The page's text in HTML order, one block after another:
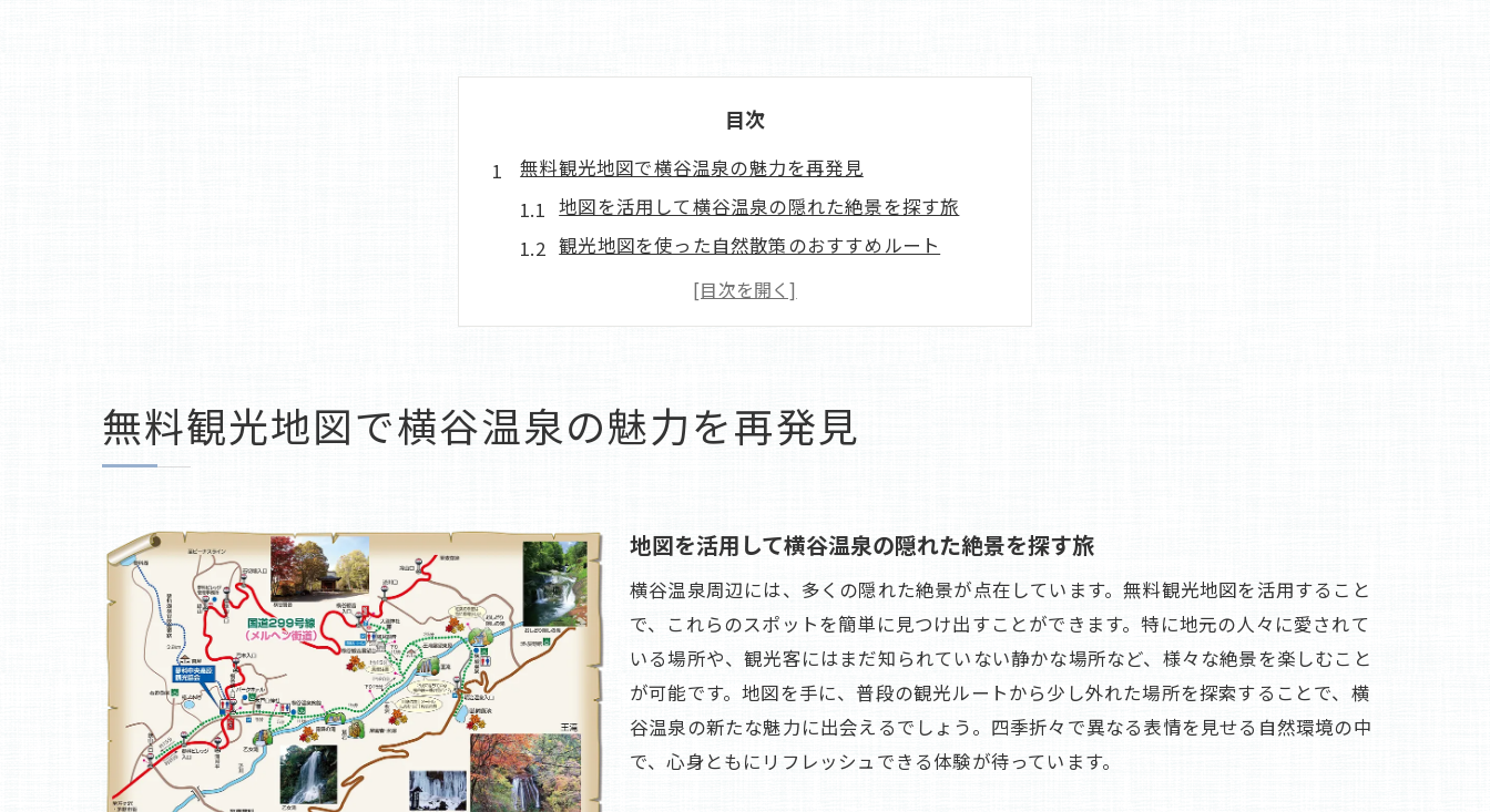
目次
無料観光地図で横谷温泉の魅力を再発見
地図を活用して横谷温泉の隠れた絶景を探す旅
観光地図を使った自然散策のおすすめルート
歴史と文化を巡る横谷温泉地図探訪
無料観光地図で楽しむ横谷温泉のアクティビティ
四季折々の横谷温泉を観光地図で満喫する旅
秋の紅葉を楽しむ横谷温泉地図の活用法
冬の雪景色を楽しむ横谷温泉観光地図ルート
季節ごとの景色を楽しむ横谷温泉の魅力
観光地図で巡る横谷温泉の自然体験
観光地図を使って横谷温泉での特別な体験をデザイン
観光地図を活用した横谷温泉の歴史散策
地図で巡る横谷温泉のグルメスポット
無料観光地図で横谷温泉の魅力を再発見
地図を活用して横谷温泉の隠れた絶景を探す旅
横谷温泉周辺には、多くの隠れた絶景が点在しています。無料観光地図を活用すること
で、これらのスポットを簡単に見つけ出すことができます。特に地元の人々に愛されて
いる場所や、観光客にはまだ知られていない静かな場所など、様々な絶景を楽しむこと
が可能です。地図を手に、普段の観光ルートから少し外れた場所を探索することで、横
谷温泉の新たな魅力に出会えるでしょう。四季折々で異なる表情を見せる自然環境の中
で、心身ともにリフレッシュできる体験が待っています。